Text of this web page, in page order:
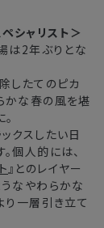
シャリスト＞
は2年ぶりとな
したてのピカ
かな春の風を堪
クスしたい日
個人的には、
』とのレイヤー
なやわらかな
り一層引き立て